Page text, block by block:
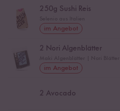
250g Sushi Reis
im Angebot
2 Nori Algenblätter
im Angebot
2 Avocado